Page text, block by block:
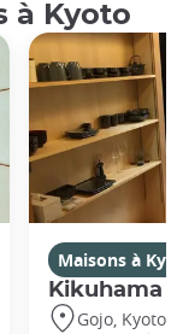
à Kyoto
Maisons à
Kikuhama
Gojo, Kyoto